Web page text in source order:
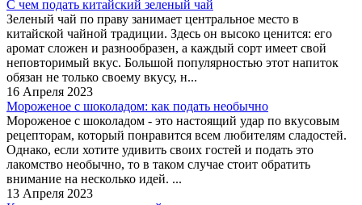
С чем подать китайский зеленый чай
Зеленый чай по праву занимает центральное место в
китайской чайной традиции. Здесь он высоко ценится: его
аромат сложен и разнообразен, а каждый сорт имеет свой
неповторимый вкус. Большой популярностью этот напиток
обязан не только своему вкусу, н...
16 Апреля 2023
Мороженое с шоколадом: как подать необычно
Мороженое с шоколадом - это настоящий удар по вкусовым
рецепторам, который понравится всем любителям сладостей.
Однако, если хотите удивить своих гостей и подать это
лакомство необычно, то в таком случае стоит обратить
внимание на несколько идей. ...
13 Апреля 2023